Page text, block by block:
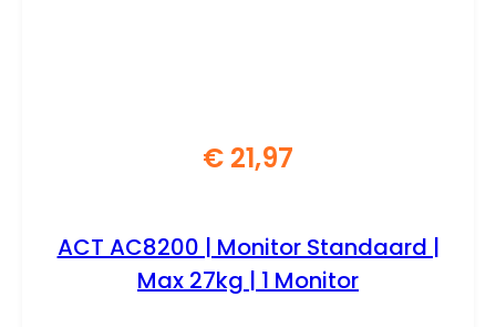
€ 21,97
ACT AC8200 | Monitor Standaard |
Max 27kg | 1 Monitor